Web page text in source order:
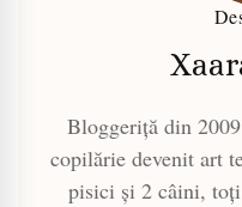
Bloggeriță din
copilărie devenit art
pisici și 2 câini,